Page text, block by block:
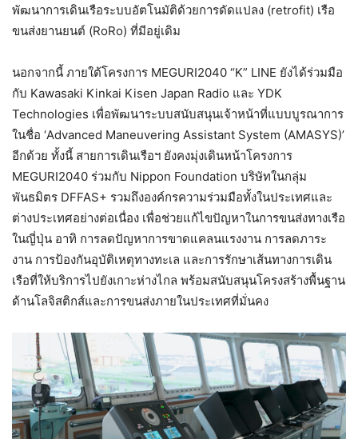
พัฒนาการเดินเรือระบบอัตโนมัติด้วยการดัดแปลง (retrofit) เรือ
ขนส่งยานยนต์ (RoRo) ที่มีอยู่เดิม
นอกจากนี้ ภายใต้โครงการ MEGURI2040 “K” LINE ยังได้ร่วมมือ
กับ Kawasaki Kinkai Kisen Japan Radio และ YDK
Technologies เพื่อพัฒนาระบบสนับสนุนเจ้าหน้าที่แบบบูรณาการ
ในชื่อ ‘Advanced Maneuvering Assistant System (AMASYS)’
อีกด้วย ทั้งนี้ สายการเดินเรือฯ ยังคงมุ่งเดินหน้าโครงการ
MEGURI2040 ร่วมกับ Nippon Foundation บริษัทในกลุ่ม
พันธมิตร DFFAS+ รวมถึงองค์กรความร่วมมือทั้งในประเทศและ
ต่างประเทศอย่างต่อเนื่อง เพื่อช่วยแก้ไขปัญหาในการขนส่งทางเรือ
ในญี่ปุ่น อาทิ การลดปัญหาการขาดแคลนแรงงาน การลดภาระ
งาน การป้องกันอุบัติเหตุทางทะเล และการรักษาเส้นทางการเดิน
เรือที่ให้บริการไปยังเกาะห่างไกล พร้อมสนับสนุนโครงสร้างพื้นฐาน
ด้านโลจิสติกส์และการขนส่งภายในประเทศที่มั่นคง